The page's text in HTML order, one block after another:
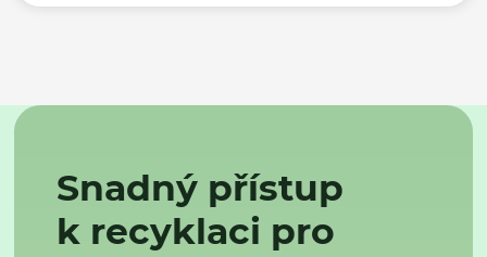
Snadný přístup
k recyklaci pro